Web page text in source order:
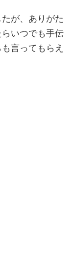
が、ありがた
いつでも手伝
言ってもらえ